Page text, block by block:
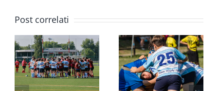
Post correlati